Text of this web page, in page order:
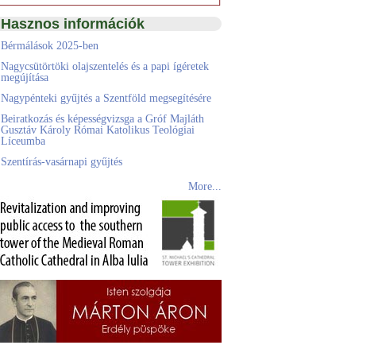
Hasznos információk
Bérmálások 2025-ben
Nagycsütörtöki olajszentelés és a papi ígéretek
megújítása
Nagypénteki gyűjtés a Szentföld megsegítésére
Beiratkozás és képességvizsga a Gróf Majláth
Gusztáv Károly Római Katolikus Teológiai
Líceumba
Szentírás-vasárnapi gyűjtés
More...